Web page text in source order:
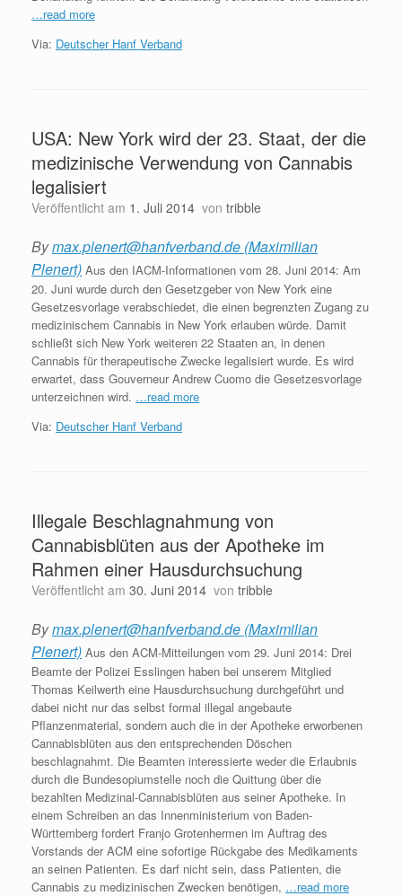
…read more
Via: Deutscher Hanf Verband
USA: New York wird der 23. Staat, der die
medizinische Verwendung von Cannabis
legalisiert
Veröffentlicht am 1. Juli 2014 von tribble
Bymax.plenert@hanfverband.de (Maximilian
Plenert) Aus den IACM-Informationen vom 28. Juni 2014: Am
20. Juni wurde durch den Gesetzgeber von New York eine
Gesetzesvorlage verabschiedet, die einen begrenzten Zugang zu
medizinischem Cannabis in New York erlauben würde. Damit
schließt sich New York weiteren 22 Staaten an, in denen
Cannabis für therapeutische Zwecke legalisiert wurde. Es wird
erwartet, dass Gouverneur Andrew Cuomo die Gesetzesvorlage
unterzeichnen wird. …read more
Via: Deutscher Hanf Verband
Illegale Beschlagnahmung von
Cannabisblüten aus der Apotheke im
Rahmen einer Hausdurchsuchung
Veröffentlicht am 30. Juni 2014 von tribble
Bymax.plenert@hanfverband.de (Maximilian
Plenert) Aus den ACM-Mitteilungen vom 29. Juni 2014: Drei
Beamte der Polizei Esslingen haben bei unserem Mitglied
Thomas Keilwerth eine Hausdurchsuchung durchgeführt und
dabei nicht nur das selbst formal illegal angebaute
Pflanzenmaterial, sondern auch die in der Apotheke erworbenen
Cannabisblüten aus den entsprechenden Döschen
beschlagnahmt. Die Beamten interessierte weder die Erlaubnis
durch die Bundesopiumstelle noch die Quittung über die
bezahlten Medizinal-Cannabisblüten aus seiner Apotheke. In
einem Schreiben an das Innenministerium von Baden-
Württemberg fordert Franjo Grotenhermen im Auftrag des
Vorstands der ACM eine sofortige Rückgabe des Medikaments
an seinen Patienten. Es darf nicht sein, dass Patienten, die
Cannabis zu medizinischen Zwecken benötigen, …read more